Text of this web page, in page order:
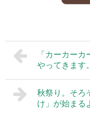
「カーカー
やってきます
秋祭り。そろ
け」が始まる